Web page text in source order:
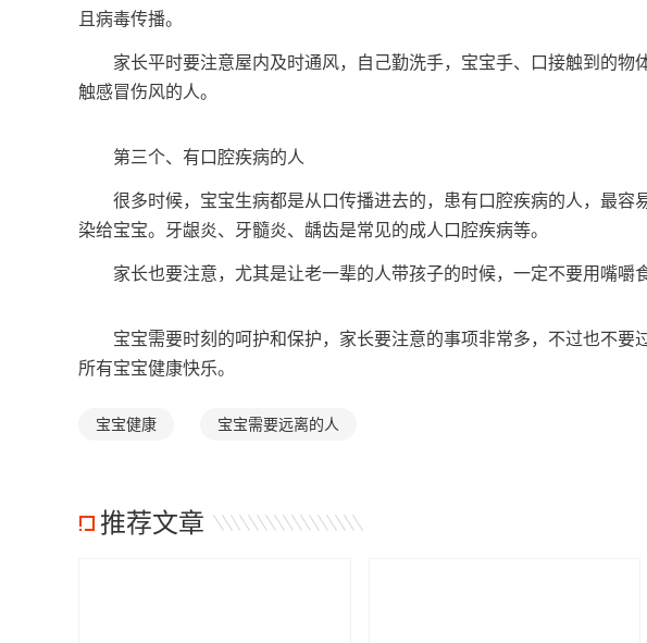
且病毒传播。
家长平时要注意屋内及时通风，自己勤洗手，宝宝手、口接触到的物
触感冒伤风的人。
第三个、有口腔疾病的人
很多时候，宝宝生病都是从口传播进去的，患有口腔疾病的人，最容
染给宝宝。牙龈炎、牙髓炎、龋齿是常见的成人口腔疾病等。
家长也要注意，尤其是让老一辈的人带孩子的时候，一定不要用嘴嚼
宝宝需要时刻的呵护和保护，家长要注意的事项非常多，不过也不要
所有宝宝健康快乐。
宝宝健康 宝宝需要远离的人
推荐文章